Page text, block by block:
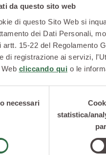
da questo sito web
di questo Sito Web si
dei Dati Personali,
artt. 15-22 del Regolamento
di registrazione ai servizi,
cliccando qui o le
necessari
statistica/
Tortino
e pesche